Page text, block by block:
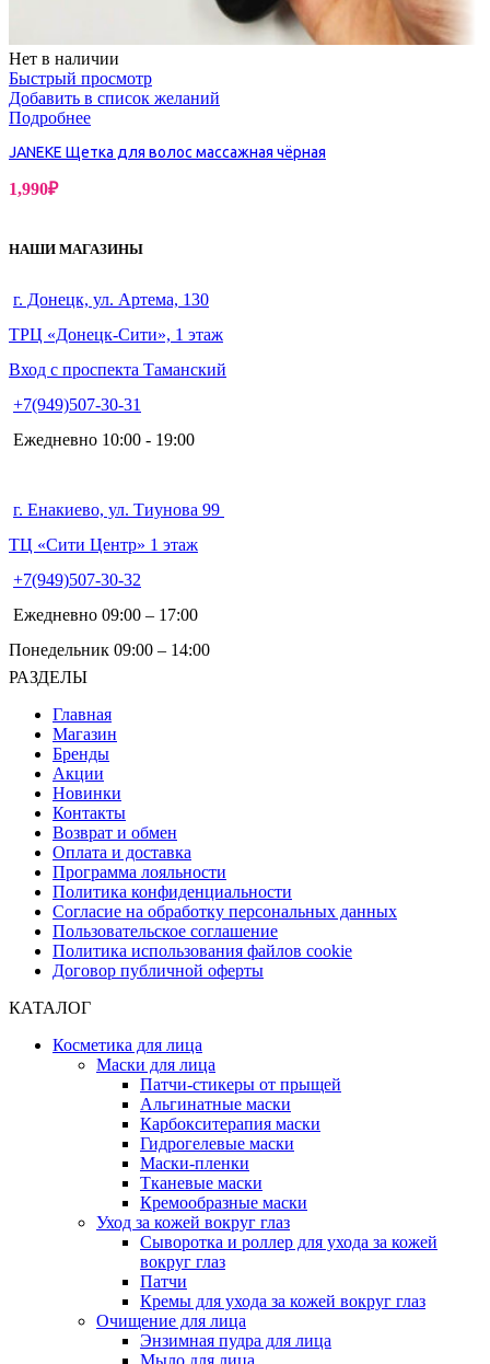
Нет в наличии
Быстрый просмотр
Добавить в список желаний
Подробнее
JANEKE Щетка для волос массажная чёрная
1,990₽
НАШИ МАГАЗИНЫ
г. Донецк, ул. Артема, 130
ТРЦ «Донецк-Сити», 1 этаж
Вход с проспекта Таманский
+7(949)507-30-31
Ежедневно 10:00 - 19:00
г. Енакиево, ул. Тиунова 99
ТЦ «Сити Центр» 1 этаж
+7(949)507-30-32
Ежедневно 09:00 – 17:00
Понедельник 09:00 – 14:00
РАЗДЕЛЫ
Главная
Магазин
Бренды
Акции
Новинки
Контакты
Возврат и обмен
Оплата и доставка
Программа лояльности
Политика конфиденциальности
Согласие на обработку персональных данных
Пользовательское соглашение
Политика использования файлов cookie
Договор публичной оферты
КАТАЛОГ
Косметика для лица
Маски для лица
Патчи-стикеры от прыщей
Альгинатные маски
Карбокситерапия маски
Гидрогелевые маски
Маски-пленки
Тканевые маски
Кремообразные маски
Уход за кожей вокруг глаз
Сыворотка и роллер для ухода за кожей
вокруг глаз
Патчи
Кремы для ухода за кожей вокруг глаз
Очищение для лица
Энзимная пудра для лица